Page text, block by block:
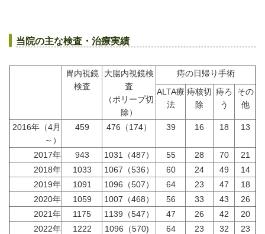
当院の主な検査・治療実績
胃内視鏡
検査
大腸内視鏡検
査
（ポリープ切
除）
痔の日帰り手術
ALTA療
法
痔核切
除
痔ろ
う
その
他
2016年（4月
～）
459 476（174） 39 16 18 13
2017年 943 1031（487） 55 28 70
21
2018年
1033 1067（536） 60 24 49
14
2019年
1091 1096（507） 64 23 47
18
2020年
1059 1007（468） 56 33 43
26
2021年
1175 1139（547） 47 26 42
20
2022年
1222 1096（570) 64 23 32
23